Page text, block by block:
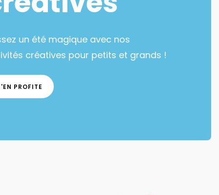
un été magique avec nos
créatives pour petits et grands !
PROFITE